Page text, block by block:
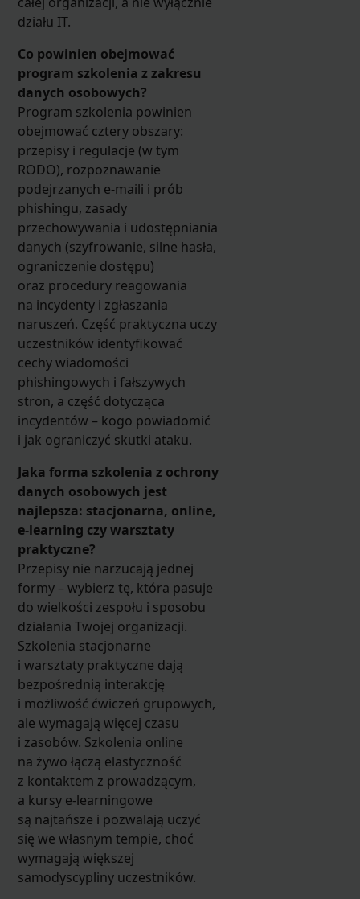
działu IT.
Co powinien obejmować
program szkolenia z zakresu
danych osobowych?
Program szkolenia powinien
obejmować cztery obszary:
przepisy i regulacje (w tym
RODO), rozpoznawanie
podejrzanych e-maili i prób
phishingu, zasady
przechowywania i udostępniania
danych (szyfrowanie, silne hasła,
ograniczenie dostępu)
oraz procedury reagowania
na incydenty i zgłaszania
naruszeń. Część praktyczna uczy
uczestników identyfikować
cechy wiadomości
phishingowych i fałszywych
stron, a część dotycząca
incydentów – kogo powiadomić
i jak ograniczyć skutki ataku.
Jaka forma szkolenia z ochrony
danych osobowych jest
najlepsza: stacjonarna, online,
e-learning czy warsztaty
praktyczne?
Przepisy nie narzucają jednej
formy – wybierz tę, która pasuje
do wielkości zespołu i sposobu
działania Twojej organizacji.
Szkolenia stacjonarne
i warsztaty praktyczne dają
bezpośrednią interakcję
i możliwość ćwiczeń grupowych,
ale wymagają więcej czasu
i zasobów. Szkolenia online
na żywo łączą elastyczność
z kontaktem z prowadzącym,
a kursy e-learningowe
są najtańsze i pozwalają uczyć
się we własnym tempie, choć
wymagają większej
samodyscypliny uczestników.